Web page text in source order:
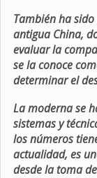
También ha
antigua China,
evaluar la
se la conoce
determinar el
La moderna se
sistemas y
los números
actualidad, es
desde la toma